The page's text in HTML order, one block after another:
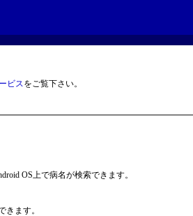
ビスをご覧下さい。
OS上で病名が検索できます。
きます。